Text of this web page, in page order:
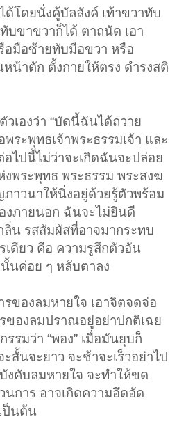
ด้โดยนั่งคู้บัลลังค์ เท้าขวาทับ
บขาขวาก็ได้ ตาถนัด เอา
มือซ้ายทับมือขวา หรือ
น้าตัก ตั้งกายให้ตรง ดำรงสติ
เองว่า “บัดนี้ฉันได้ถวาย
ระพุทธเจ้าพระธรรมเจ้า และ
อไปนี้ไม่ว่าจะเกิดฉันจะปล่อย
พระพุทธ พระธรรม พระสงฆ
ภาวนาให้นิ่งอยู่ด้วยรู้ตัวพร้อม
งภายนอก ฉันจะไม่ยินดี
ลิ่น รสสัมผัสที่อาจมากระทบ
เดียว คือ ความรูสึกตัวอัน
นค่อย ๆ หลับตาลง
รของลมหายใจ เอาจิตจดจ่อ
ของลมปราณอยู่อย่าปกติเฉย
รมว่า “พอง” เมื่อมันยุบก็
ะสั้นจะยาว จะช้าจะเร็วอย่าไป
งคับลมหายใจ จะทำให้ขด
การ อาจเกิดความอึดอัด
ป็นต้น